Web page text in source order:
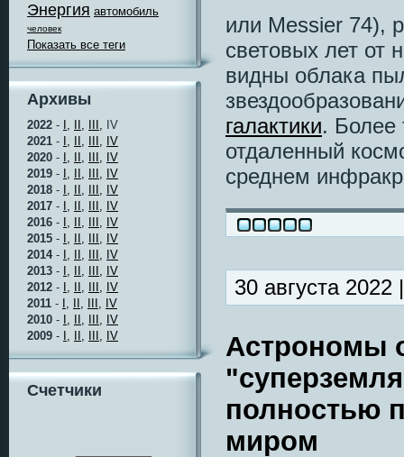
Энергия автомобиль
человек
Показать все теги
Архивы
2022 - I, II, III, IV
2021 - I, II, III, IV
2020 - I, II, III, IV
2019 - I, II, III, IV
2018 - I, II, III, IV
2017 - I, II, III, IV
2016 - I, II, III, IV
2015 - I, II, III, IV
2014- I, II, III, IV
2013 - I, II, III, IV
2012 - I, II, III, IV
2011 - I, II, III, IV
2010 - I, II, III, IV
2009 - I, II, III, IV
Счетчики
или Messier 74),
световых лет от
видны облака
галактики. Более
отдаленный
среднем
30 августа 2022
Астрономы
полностью
миром